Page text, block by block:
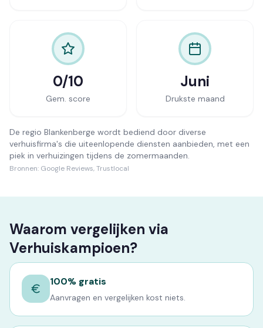
0/10
Gem. score
Juni
Drukste maand
De regio Blankenberge wordt bediend door diverse
verhuisfirma's die uiteenlopende diensten aanbieden, met een
piek in verhuizingen tijdens de zomermaanden.
Bronnen: Google Reviews, Trustlocal
Waarom vergelijken via
Verhuiskampioen?
100% gratis
Aanvragen en vergelijken kost niets.